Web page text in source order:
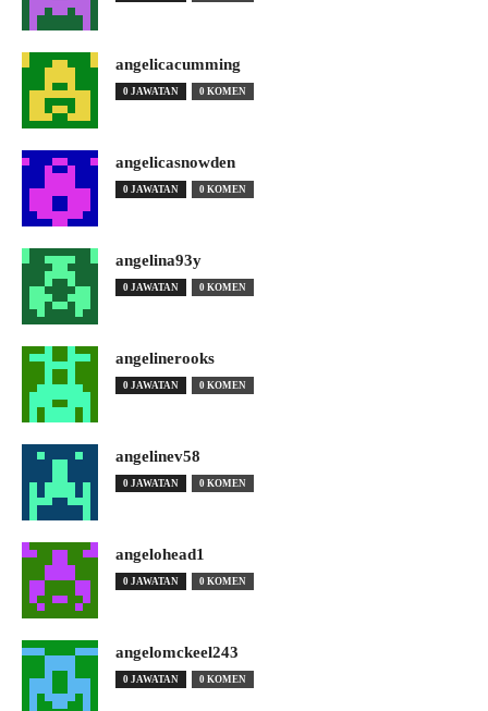
angelicacumming
0 JAWATAN 0 KOMEN
angelicasnowden
0 JAWATAN 0 KOMEN
angelina93y
0 JAWATAN 0 KOMEN
angelinerooks
0 JAWATAN 0 KOMEN
angelinev58
0 JAWATAN 0 KOMEN
angelohead1
0 JAWATAN 0 KOMEN
angelomckeel243
0 JAWATAN 0 KOMEN